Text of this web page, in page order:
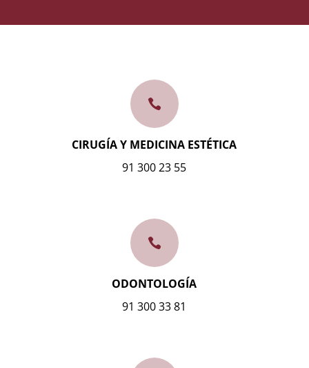

CIRUGÍA Y MEDICINA ESTÉTICA
91 300 23 55

ODONTOLOGÍA
91 300 33 81